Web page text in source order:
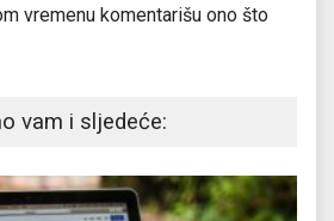
vremenu komentarišu ono što
vam i sljedeće: